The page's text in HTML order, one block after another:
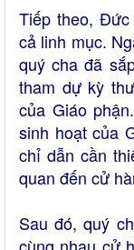
Tiếp theo,
cả linh mục.
quý cha đã
tham dự kỳ
của Giáo
sinh hoạt của
chỉ dẫn cần
quan đến cử
Sau đó, quý